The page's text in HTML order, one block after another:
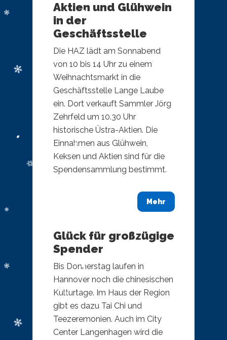
Aktien und Glühwein
in der
Geschäftsstelle
Die HAZ lädt am Sonnabend
von 10 bis 14 Uhr zu einem
Weihnachtsmarkt in die
Geschäftsstelle Lange Laube
ein. Dort verkauft Sammler Jörg
Zehrfeld um 10.30 Uhr
historische Üstra-Aktien. Die
Einnahmen aus Glühwein,
Keksen und Aktien sind für die
Spendensammlung bestimmt.
Mehr
Glück für großzügige
Spender
Bis Donnerstag laufen in
Hannover noch die chinesischen
Kulturtage. Im Haus der Region
gibt es dazu Tai Chi und
Teezeremonien. Auch im City
Center Langenhagen wird die